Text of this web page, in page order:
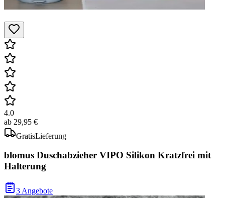
4.0
ab 29,95 €
GratisLieferung
blomus Duschabzieher VIPO Silikon Kratzfrei mit
Halterung
3 Angebote